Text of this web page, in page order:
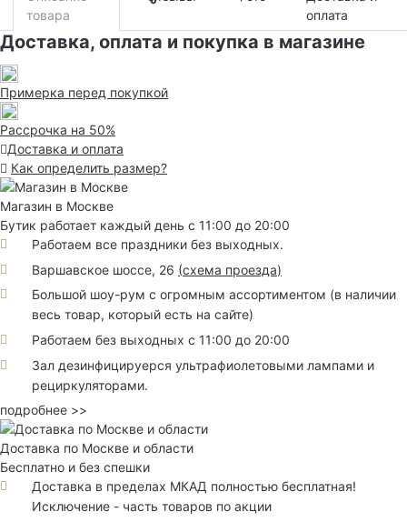
товара
оплата
Доставка, оплата и покупка в магазине
Примерка перед покупкой
Рассрочка на 50%
Доставка и оплата
Как определить размер?
Магазин в Москве
Бутик работает каждый день с 11:00 до 20:00
Работаем все праздники без выходных.
Варшавское шоссе, 26 (схема проезда)
Большой шоу-рум с огромным ассортиментом (в наличии
весь товар, который есть на сайте)
Работаем без выходных с 11:00 до 20:00
Зал дезинфицируерся ультрафиолетовыми лампами и
рециркуляторами.
подробнее >>
Доставка по Москве и области
Бесплатно и без спешки
Доставка в пределах МКАД полностью бесплатная!
Исключение - часть товаров по акции